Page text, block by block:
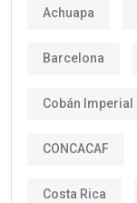
Achuapa
Barcelona
Cobán Imperial
CONCACAF
Costa Rica